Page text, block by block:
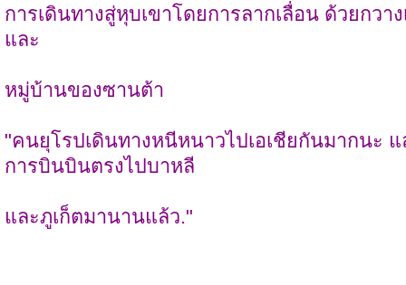
การเดินทางสู่หุบเขาโดยการลากเลื่อน ด้วยกวาง
และ
หมู่บ้านของซานต้า
"คนยุโรปเดินทางหนีหนาวไปเอเชียกันมากนะ
การบินบินตรงไปบาหลี
และภูเก็ตมานานแล้ว."